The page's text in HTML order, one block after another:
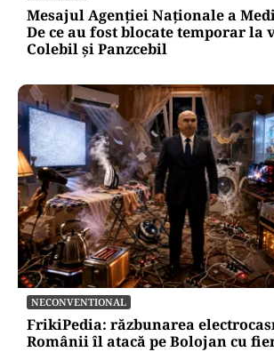
Mesajul Agenției Naționale a
De ce au fost blocate temporar la
Colebil și Panzcebil
NECONVENTIONAL
FrikiPedia: răzbunarea
Românii îl atacă pe Bolojan cu